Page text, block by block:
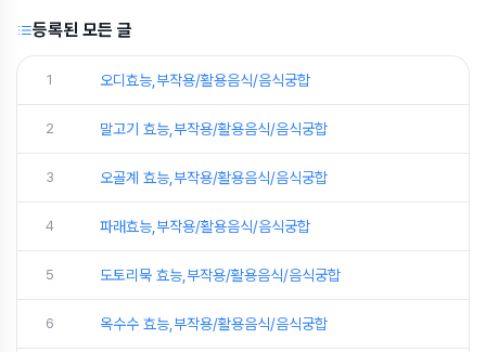
등록된 모든 글
1 오디효능,부작용/활용음식/음식궁합
2 말고기 효능,부작용/활용음식/음식궁합
3 오골계 효능,부작용/활용음식/음식궁합
4 파래효능,부작용/활용음식/음식궁합
5 도토리묵 효능,부작용/활용음식/음식궁합
6 옥수수 효능,부작용/활용음식/음식궁합